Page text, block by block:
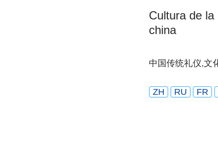
Cultura de
china
中国传统礼仪,文
ZH RU FR